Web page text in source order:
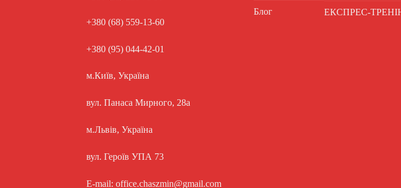
+380 (68) 559-13-60
+380 (95) 044-42-01
м.Київ, Україна
вул. Панаса Мирного, 28а
м.Львів, Україна
вул. Героїв УПА 73
E-mail: office.chaszmin@gmail.com
Блог ЕКСПРЕС-